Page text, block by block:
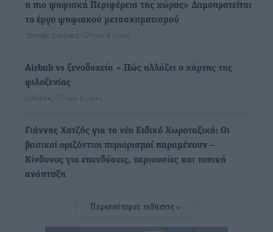
η πιο ψηφιακή Περιφέρεια της χώρας» Δημοπρατείται
το έργο ψηφιακού μετασχηματισμού
Τοπικές Ειδήσεις πριν 8 ώρες
Airbnb vs ξενοδοχεία – Πώς αλλάζει ο χάρτης της
φιλοξενίας
Ειδήσεις πριν 8 ώρες
Γιάννης Χατζής για το νέο Ειδικό Χωροταξικό: Οι
βασικοί οριζόντιοι περιορισμοί παραμένουν –
Κίνδυνος για επενδύσεις, περιουσίες και τοπική
ανάπτυξη
Περισσότερες ειδήσεις